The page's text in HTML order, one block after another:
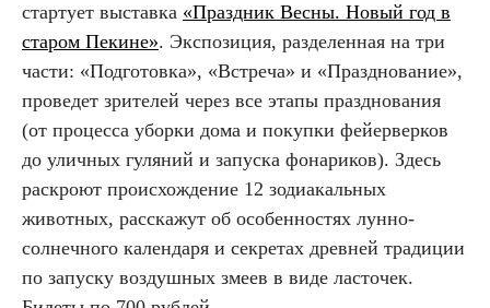
стартует выставка «Праздник Весны. Новый год в
старом Пекине». Экспозиция, разделенная на три
части: «Подготовка», «Встреча» и «Празднование»,
проведет зрителей через все этапы празднования
(от процесса уборки дома и покупки фейерверков
до уличных гуляний и запуска фонариков). Здесь
раскроют происхождение 12 зодиакальных
животных, расскажут об особенностях лунно-
солнечного календаря и секретах древней традиции
по запуску воздушных змеев в виде ласточек.